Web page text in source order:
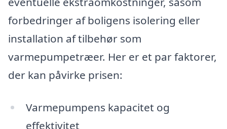
forbedringer af boligens isolering eller
installation af tilbehør som
varmepumpetræer. Her er et par faktorer,
der kan påvirke prisen:
Varmepumpens kapacitet og
effektivitet